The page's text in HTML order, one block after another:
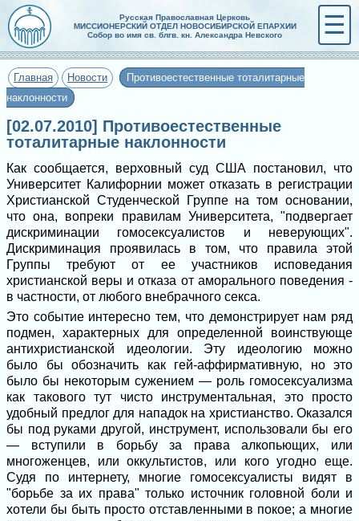
Русская Православная Церковь
МИССИОНЕРСКИЙ ОТДЕЛ НОВОСИБИРСКОЙ ЕПАРХИИ
Собор во имя св. блгв. кн. Александра Невского
☰
Главная Новости
Противоестественные тоталитарные
наклонности
[02.07.2010] Противоестественные
тоталитарные наклонности
Как сообщается, верховный суд США постановил, что
Университет Калифорнии может отказать в регистрации
Христианской Студенческой Группе на том основании,
что она, вопреки правилам Университета, "подвергает
дискриминации гомосексуалистов и неверующих".
Дискриминация проявилась в том, что правила этой
Группы требуют от ее участников исповедания
христианской веры и отказа от аморального поведения -
в частности, от любого внебрачного секса.
Это событие интересно тем, что демонстрирует нам ряд
подмен, характерных для определенной воинствующе
антихристианской идеологии. Эту идеологию можно
было бы обозначить как гей-аффирмативную, но это
было бы некоторым сужением — роль гомосексуализма
как такового тут чисто инструментальная, это просто
удобный предлог для нападок на христианство. Оказался
бы под руками другой, инструмент, использовали бы его
— вступили в борьбу за права алкопьющих, или
многоженцев, или оккультистов, или кого угодно еще.
Судя по интернету, многие гомосексуалисты видят в
"борьбе за их права" только источник головной боли и
хотели бы быть просто отставленными в покое; а многие